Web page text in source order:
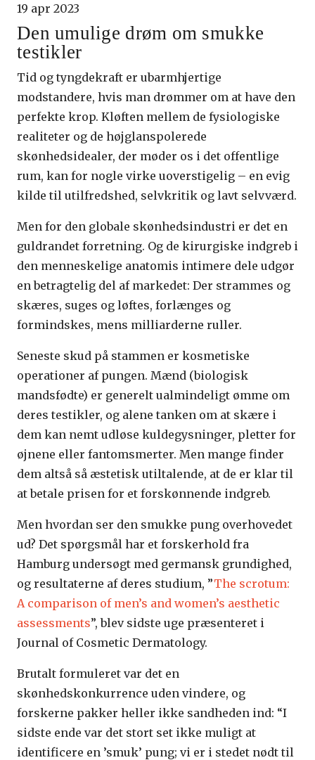
19 apr 2023
Den umulige drøm om smukke
testikler
Tid og tyngdekraft er ubarmhjertige
modstandere, hvis man drømmer om at have den
perfekte krop. Kløften mellem de fysiologiske
realiteter og de højglanspolerede
skønhedsidealer, der møder os i det offentlige
rum, kan for nogle virke uoverstigelig – en evig
kilde til utilfredshed, selvkritik og lavt selvværd.
Men for den globale skønhedsindustri er det en
guldrandet forretning. Og de kirurgiske indgreb i
den menneskelige anatomis intimere dele udgør
en betragtelig del af markedet: Der strammes og
skæres, suges og løftes, forlænges og
formindskes, mens milliarderne ruller.
Seneste skud på stammen er kosmetiske
operationer af pungen. Mænd (biologisk
mandsfødte) er generelt ualmindeligt ømme om
deres testikler, og alene tanken om at skære i
dem kan nemt udløse kuldegysninger, pletter for
øjnene eller fantomsmerter. Men mange finder
dem altså så æstetisk utiltalende, at de er klar til
at betale prisen for et forskønnende indgreb.
Men hvordan ser den smukke pung overhovedet
ud? Det spørgsmål har et forskerhold fra
Hamburg undersøgt med germansk grundighed,
og resultaterne af deres studium, ”The scrotum:
A comparison of men’s and women’s aesthetic
assessments”, blev sidste uge præsenteret i
Journal of Cosmetic Dermatology.
Brutalt formuleret var det en
skønhedskonkurrence uden vindere, og
forskerne pakker heller ikke sandheden ind: “I
sidste ende var det stort set ikke muligt at
identificere en ’smuk’ pung; vi er i stedet nødt til